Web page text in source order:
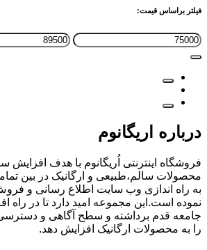
فیلتر براساس قیمت:
حداقل
حداكثر
درباره اریگانوم
فروشگاه اینترنتی اُریگانوم با هدف
محصولات سالم،طبیعی و ارگانیک در بین
به راه اندازی وب سایت اطلاع رسانی و
نموده است.این مجموعه امید دارد تا در
جامعه قدم برداشته و سطح آگاهی و
را به محصولات ارگانیک افزایش دهد.